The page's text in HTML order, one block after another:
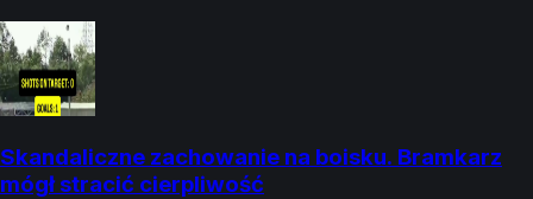
Skandaliczne zachowanie na boisku. Bramkarz
mógł stracić cierpliwość